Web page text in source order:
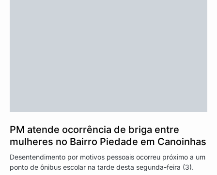
PM atende ocorrência de briga entre
mulheres no Bairro Piedade em Canoinhas
Desentendimento por motivos pessoais ocorreu próximo a um
ponto de ônibus escolar na tarde desta segunda-feira (3).